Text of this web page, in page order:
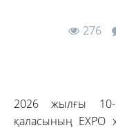
276
2026 жылғы 10-
қаласының EXPO